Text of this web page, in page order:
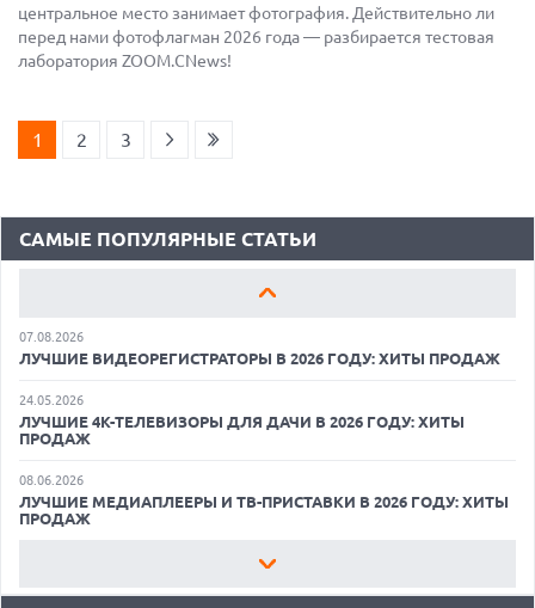
центральное место занимает фотография. Действительно ли
перед нами фотофлагман 2026 года — разбирается тестовая
лаборатория ZOOM.CNews!
1 2 3
САМЫЕ ПОПУЛЯРНЫЕ СТАТЬИ
САМЫЕ ЛЕГКИЕ НОУТБУКИ С ДИСКРЕТНОЙ ГРАФИКОЙ: ВЫБОР
ZOOM
ЛЕТОМ: ВЫБОР ZOOM
07.08.2026
ЛУЧШИЕ ВИДЕОРЕГИСТРАТОРЫ В 2026 ГОДУ: ХИТЫ ПРОДАЖ
24.05.2026
ЛУЧШИЕ 4K-ТЕЛЕВИЗОРЫ ДЛЯ ДАЧИ В 2026 ГОДУ: ХИТЫ
ПРОДАЖ
08.06.2026
ЛУЧШИЕ МЕДИАПЛЕЕРЫ И ТВ-ПРИСТАВКИ В 2026 ГОДУ: ХИТЫ
ПРОДАЖ
ПОДКЛЮЧЕНИЯ К ТЕЛЕВИЗОРУ: ВЫБОР ZOOM
07.08.2026
XENIUM ВЫПУСТИЛА КНОПОЧНЫЕ СМАРТФОНЫ С
ПОДДЕРЖКОЙ СЕТЕЙ 4G И ТЕХНОЛОГИЕЙ VOLTE
КЕЙСЕ ДЛЯ УПРАВЛЕНИЯ МУЗЫКОЙ